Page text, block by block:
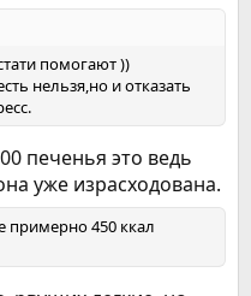
помогают ))
нельзя,но и отказать
печенья это ведь
уже израсходована.
примерно 450 ккал